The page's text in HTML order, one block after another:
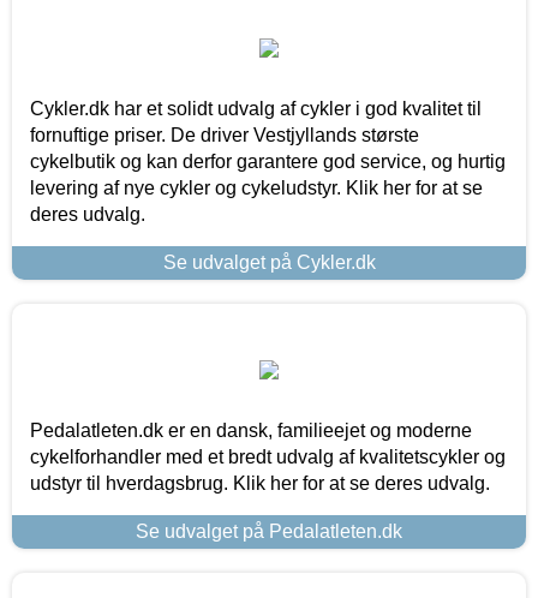
Cykler.dk har et solidt udvalg af cykler i god kvalitet til
fornuftige priser. De driver Vestjyllands største
cykelbutik og kan derfor garantere god service, og hurtig
levering af nye cykler og cykeludstyr. Klik her for at se
deres udvalg.
Se udvalget på Cykler.dk
Pedalatleten.dk er en dansk, familieejet og moderne
cykelforhandler med et bredt udvalg af kvalitetscykler og
udstyr til hverdagsbrug. Klik her for at se deres udvalg.
Se udvalget på Pedalatleten.dk